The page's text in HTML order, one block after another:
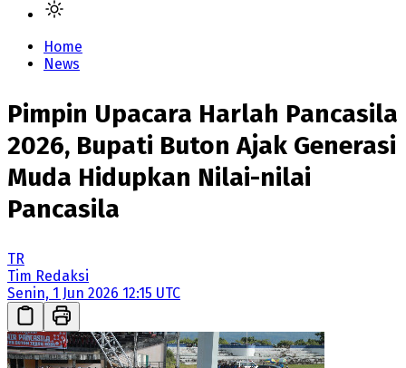
Home
News
Pimpin Upacara Harlah Pancasila
2026, Bupati Buton Ajak Generasi
Muda Hidupkan Nilai-nilai
Pancasila
TR
Tim Redaksi
Senin, 1 Jun 2026 12:15 UTC